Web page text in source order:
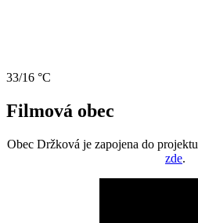
33/16 °C
Filmová obec
Obec Držková je zapojena do projektu
zde.